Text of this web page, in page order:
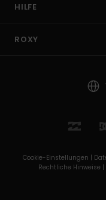
HILFE
ROXY
Cookie-Einstellungen |
Rechtliche Hinweise |